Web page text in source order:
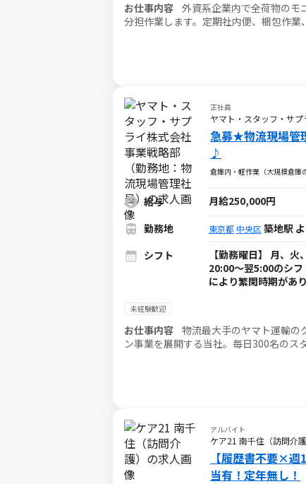
お仕事内容 外資系企業内で全荷物のモ
分担作業します。定期社内便、梱包作
正社員
ヤマト・スタッフ・サプ
急募★物流現場管
♪
倉庫内・軽作業（大規模倉庫
給与
月給250,000円
勤務地
東京都 中央区 築地駅
シフト
【勤務曜日】 月、
20:00～翌5:00のシ
により繁閑時期があり
未経験歓迎
お仕事内容 物流最大手のヤマト運輸の
ン事業を展開する当社。毎日300名のス
アルバイト
ケア21 南千住（訪問介護
【履歴書不要×
当有！定年無し！